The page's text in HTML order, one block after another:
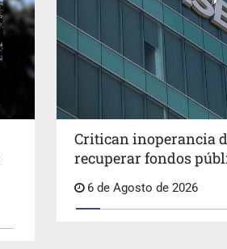
Critican inoperancia
recuperar fondos
6 de Agosto de 2026